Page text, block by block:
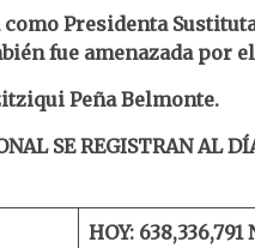
Presidenta
fue amenazada por
Peña Belmonte.
SE REGISTRAN AL
HOY: 638,336,791